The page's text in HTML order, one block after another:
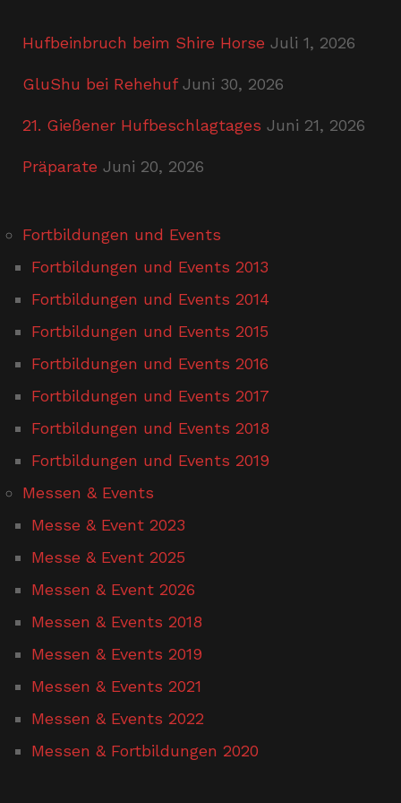
Hufbeinbruch beim Shire Horse Juli 1, 2026
GluShu bei Rehehuf Juni 30, 2026
21. Gießener Hufbeschlagtages Juni 21, 2026
Präparate Juni 20, 2026
Fortbildungen und Events
Fortbildungen und Events 2013
Fortbildungen und Events 2014
Fortbildungen und Events 2015
Fortbildungen und Events 2016
Fortbildungen und Events 2017
Fortbildungen und Events 2018
Fortbildungen und Events 2019
Messen & Events
Messe & Event 2023
Messe & Event 2025
Messen & Event 2026
Messen & Events 2018
Messen & Events 2019
Messen & Events 2021
Messen & Events 2022
Messen & Fortbildungen 2020